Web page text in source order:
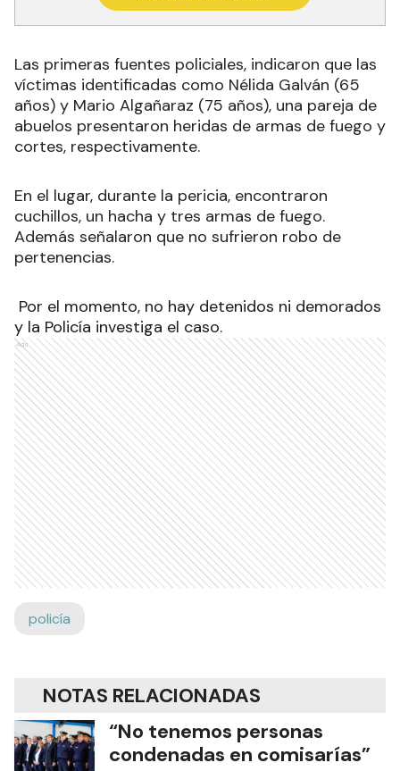
Las primeras fuentes policiales, indicaron que las
víctimas identificadas como Nélida Galván (65
años) y Mario Algañaraz (75 años), una pareja de
abuelos presentaron heridas de armas de fuego y
cortes, respectivamente.
En el lugar, durante la pericia, encontraron
cuchillos, un hacha y tres armas de fuego.
Además señalaron que no sufrieron robo de
pertenencias.
Por el momento, no hay detenidos ni demorados
y la Policía investiga el caso.
Ads
policía
NOTAS RELACIONADAS
“No tenemos personas
condenadas en comisarías”